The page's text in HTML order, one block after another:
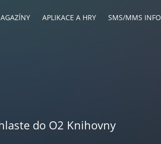
APLIKACE A HRY SMS/MMS INFO
do O2 Knihovny